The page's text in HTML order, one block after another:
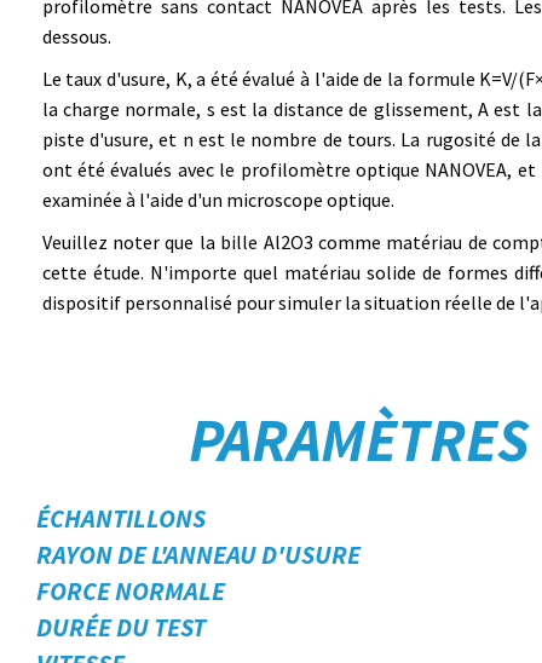
profilomètre sans contact NANOVEA après les tests.
dessous.
Le taux d'usure, K, a été évalué à l'aide de la formule K=V/
la charge normale, s est la distance de glissement, A est
piste d'usure, et n est le nombre de tours. La rugosité de
ont été évalués avec le profilomètre optique NANOVEA,
examinée à l'aide d'un microscope optique.
Veuillez noter que la bille Al2O3 comme matériau de
cette étude. N'importe quel matériau solide de formes
dispositif personnalisé pour simuler la situation réelle de
ÉCHANTILLONS
RAYON DE L'ANNEAU D'USURE
FORCE NORMALE
DURÉE DU TEST